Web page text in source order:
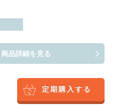
商品詳細を見る
定期購入する